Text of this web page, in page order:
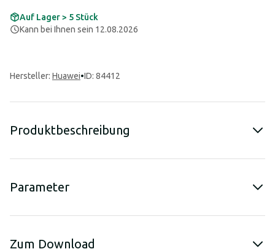
Auf Lager > 5 Stück
Kann bei Ihnen sein 12.08.2026
Hersteller: Huawei•ID: 84412
Produktbeschreibung
Parameter
Zum Download